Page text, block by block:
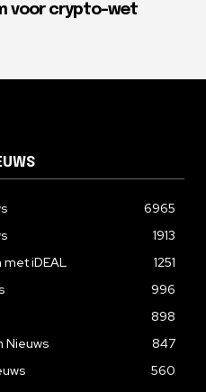
voor crypto-wet
6965
1913
iDEAL
1251
996
898
Nieuws
847
560